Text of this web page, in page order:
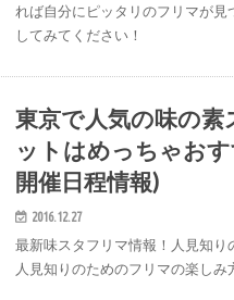
れば自分にピッタリのフリマが
してみてください！
東京で人気の味の
ットはめっちゃお
開催日程情報)
2016.12.27
最新味スタフリマ情報！人見知
人見知りのためのフリマの楽しみ